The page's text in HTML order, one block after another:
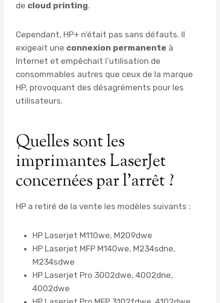
de cloud printing.
Cependant, HP+ n’était pas sans défauts. Il
exigeait une connexion permanente à
Internet et empêchait l’utilisation de
consommables autres que ceux de la marque
HP, provoquant des désagréments pour les
utilisateurs.
Quelles sont les
imprimantes LaserJet
concernées par l’arrêt ?
HP a retiré de la vente les modèles suivants :
HP Laserjet M110we, M209dwe
HP Laserjet MFP M140we, M234sdne,
M234sdwe
HP Laserjet Pro 3002dwe, 4002dne,
4002dwe